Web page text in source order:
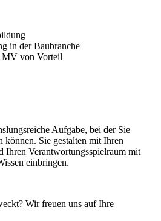
in der Baubranche
von Vorteil
Aufgabe, bei der Sie
können. Sie gestalten mit Ihren
Ihren Verantwortungsspielraum mit
einbringen.
Wir freuen uns auf Ihre